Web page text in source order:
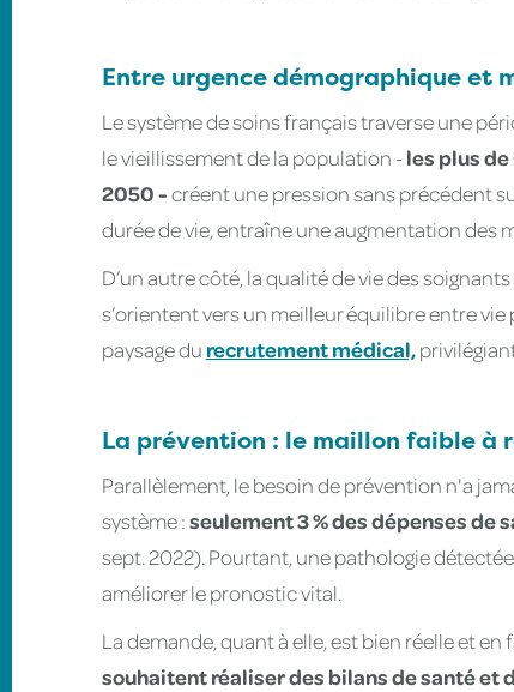
Entre urgence démographique et
Le système de soins français traverse une
le vieillissement de la population -les plus
2050 -créent une pression sans précédent
durée de vie, entraîne une augmentation des
D’un autre côté, la qualité de vie des
s’orientent vers un meilleur équilibre entre
paysage du recrutement médical,
La prévention : le maillon faible à
Parallèlement, le besoin de prévention n'a
système :seulement 3 % des dépenses de
sept. 2022). Pourtant, une pathologie
améliorer le pronostic vital.
La demande, quant à elle, est bien réelle et
souhaitent réaliser des bilans de santé